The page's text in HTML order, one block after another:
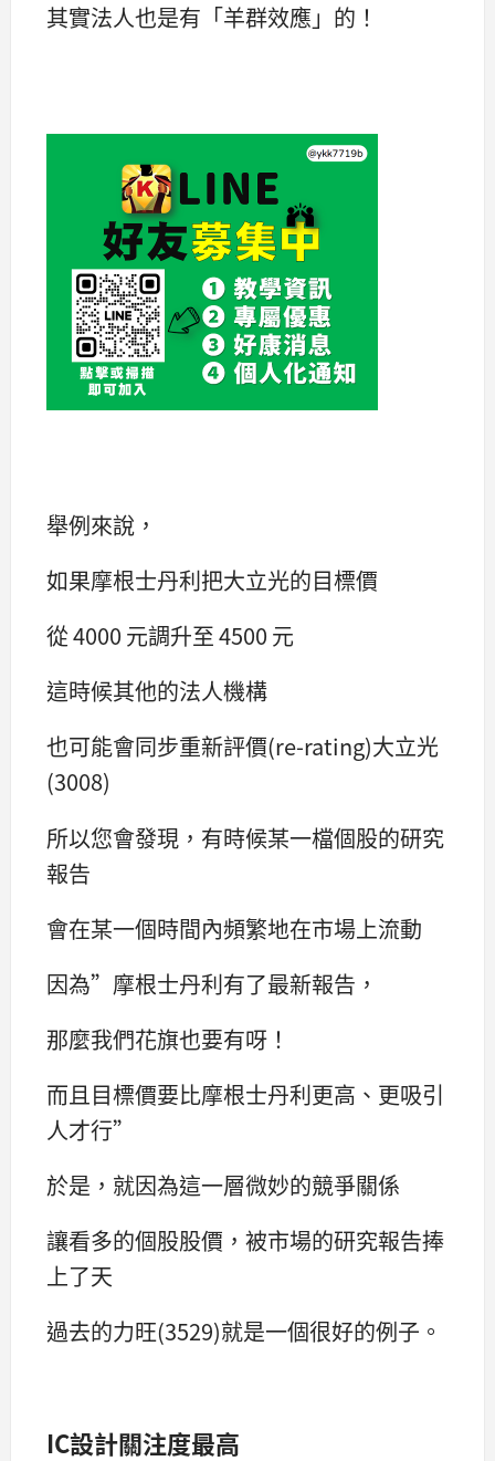
其實法人也是有「羊群效應」的！
舉例來說，
如果摩根士丹利把大立光的目標價
從 4000 元調升至 4500 元
這時候其他的法人機構
也可能會同步重新評價(re-rating)大立光
(3008)
所以您會發現，有時候某一檔個股的研究
報告
會在某一個時間內頻繁地在市場上流動
因為”摩根士丹利有了最新報告，
那麼我們花旗也要有呀！
而且目標價要比摩根士丹利更高、更吸引
人才行”
於是，就因為這一層微妙的競爭關係
讓看多的個股股價，被市場的研究報告捧
上了天
過去的力旺(3529)就是一個很好的例子。
IC設計關注度最高